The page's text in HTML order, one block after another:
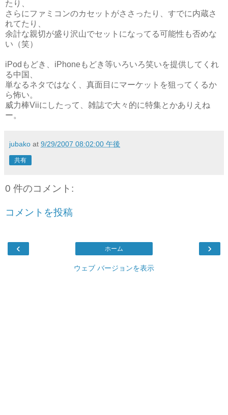
たり、
さらにファミコンのカセットがささったり、すでに内蔵さ
れてたり、
余計な親切が盛り沢山でセットになってる可能性も否めな
い（笑）
iPodもどき、iPhoneもどき等いろいろ笑いを提供してくれ
る中国、
単なるネタではなく、真面目にマーケットを狙ってくるか
ら怖い。
威力棒Viiにしたって、雑誌で大々的に特集とかありえね
ー。
jubako at 9/29/2007 08:02:00 午後
共有
0 件のコメント:
コメントを投稿
‹ ›
ホーム
ウェブ バージョンを表示